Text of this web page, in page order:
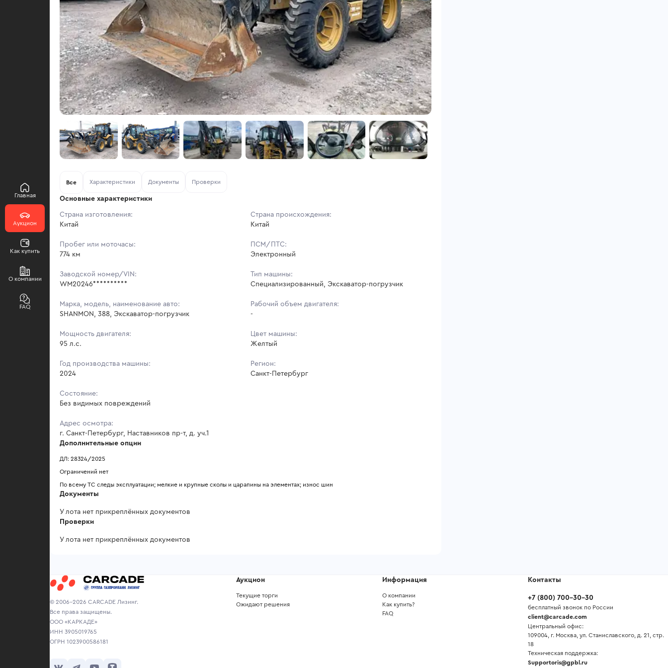
Главная
Аукцион
Как купить
О компании
FAQ
Все Характеристики Документы Проверки
Основные характеристики
Страна изготовления:
Китай
Страна происхождения:
Китай
Пробег или моточасы:
774 км
ПСМ/ПТС:
Электронный
Заводской номер/VIN:
WM20246**********
Тип машины:
Специализированный, Экскаватор-погрузчик
Марка, модель, наименование авто:
SHANMON, 388, Экскаватор-погрузчик
Рабочий объем двигателя:
-
Мощность двигателя:
95 л.с.
Цвет машины:
Желтый
Год производства машины:
2024
Регион:
Санкт-Петербург
Состояние:
Без видимых повреждений
Адрес осмотра:
г. Санкт-Петербург, Наставников пр-т, д. уч.1
Дополнительные опции
ДЛ: 28324/2025
Ограничений нет
По всему ТС следы эксплуатации; мелкие и крупные сколы и царапины на элементах; износ шин
Документы
У лота нет прикреплённых документов
Проверки
У лота нет прикреплённых документов
© 2006-2026 CARCADE Лизинг.
Все права защищены.
ООО «КАРКАДЕ»
ИНН 3905019765
ОГРН 1023900586181
Аукцион
Текущие торги
Ожидают решения
Информация
О компании
Как купить?
FAQ
Контакты
+7 (800) 700-30-30
бесплатный звонок по России
client@carcade.com
Центральный офис:
109004, г. Москва, ул. Станиславского, д. 21, стр.
18
Техническая поддержка:
Supportoris@gpbl.ru